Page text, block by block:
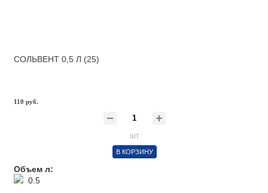
СОЛЬВЕНТ 0,5 Л (25)
110 руб.
шт
В КОРЗИНУ
Объем л:
0.5